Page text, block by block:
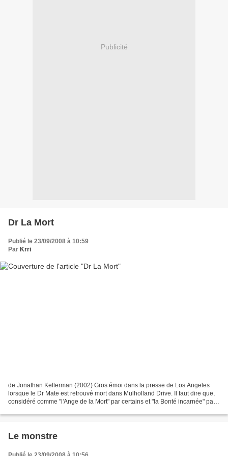
Publicité
Dr La Mort
Publié le 23/09/2008 à 10:59
Par Krri
de Jonathan Kellerman (2002) Gros émoi dans la presse de Los Angeles
lorsque le Dr Mate est retrouvé mort dans Mulholland Drive. Il faut dire que,
considéré comme "l'Ange de la Mort" par certains et "la Bonté incarnée" par
Le monstre